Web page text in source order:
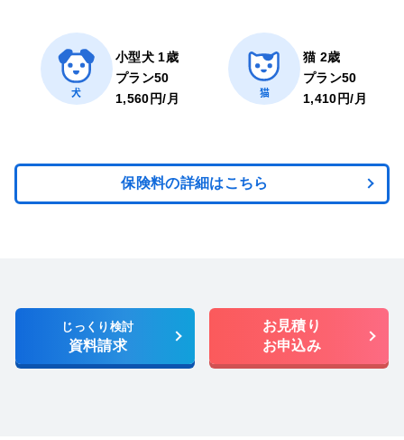
犬
小型犬 1歳
プラン50
1,560円/月
猫
猫 2歳
プラン50
1,410円/月
保険料の詳細はこちら
じっくり検討
資料請求
お見積り
お申込み